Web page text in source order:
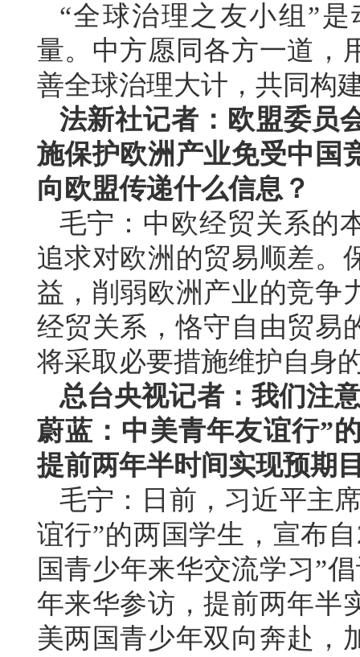
“全球治理之友小组”
量。中方愿同各方一道，
善全球治理大计，共同构
法新社记者：欧盟委员
施保护欧洲产业免受中国
向欧盟传递什么信息？
毛宁：中欧经贸关系的
追求对欧洲的贸易顺差。
益，削弱欧洲产业的竞争
经贸关系，恪守自由贸易
将采取必要措施维护自身
总台央视记者：我们注
蔚蓝：中美青年友谊行”
提前两年半时间实现预期
毛宁：日前，习近平主
谊行”的两国学生，宣布
国青少年来华交流学习”
年来华参访，提前两年半
美两国青少年双向奔赴，